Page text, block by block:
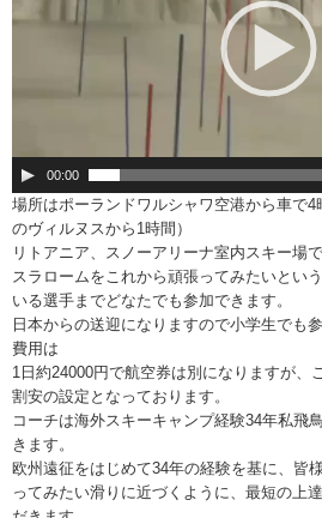
00:00
場所はポーランドワルシャワ空港から車で
のヴィルヌスから1時間）
リトアニア、スノーアリーナ室内スキー場で
スラロームをこれから頑張ってみたいとい
いる選手までどなたでも参加できます。
日本からの送迎になりますので小学生でも参
費用は
1日約24000円で航空券は別になりますが、
割安の設定となっております。
コーチは海外スキーキャンプ経験34年私飛
きます。
欧州遠征をはじめて34年の経験を基に、皆
ってみたい滑りに近づくように、最短の上